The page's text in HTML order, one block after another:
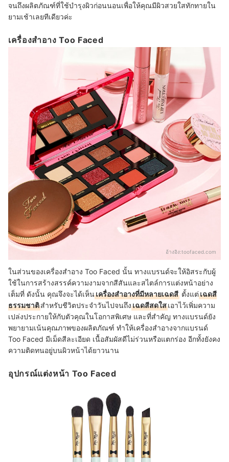
จนถึงผลิตภัณฑ์ที่ใช้บำรุงผิวก่อนนอนเพื่อให้คุณมีผิวสวยใสทักทายใน
ยามเช้าเลยทีเดียวค่ะ
เครื่องสำอาง Too Faced
อ้างอิง:toofaced.com
ในส่วนของเครื่องสำอาง Too Faced นั้น ทางแบรนด์จะให้อิสระกับผู้
ใช้ในการสร้างสรรค์ความงามจากสีสันและสไตล์การแต่งหน้าอย่าง
เต็มที่ ดังนั้น คุณจึงจะได้เห็นเครื่องสำอางที่มีหลายเฉดสี ตั้งแต่เฉดสี
ธรรมชาติสำหรับชีวิตประจำวันไปจนถึงเฉดสีสดใสเอาไว้เพิ่มความ
เปล่งประกายให้กับตัวคุณในโอกาสพิเศษ และที่สำคัญ ทางแบรนด์ยัง
พยายามเน้นคุณภาพของผลิตภัณฑ์ ทำให้เครื่องสำอางจากแบรนด์
Too Faced มีเม็ดสีละเอียด เนื้อสัมผัสดีไม่ร่วนหรือแตกร่อง อีกทั้งยังคง
ความติดทนอยู่บนผิวหน้าได้ยาวนาน
อุปกรณ์แต่งหน้า Too Faced